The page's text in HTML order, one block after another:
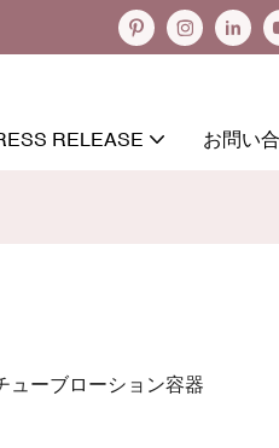
RELEASE お問い
ューブローション容器